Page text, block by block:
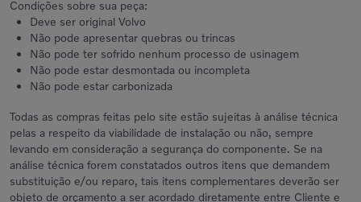
Condições sobre sua peça:
Deve ser original Volvo
Não pode apresentar quebras ou trincas
Não pode ter sofrido nenhum processo de usinagem
Não pode estar desmontada ou incompleta
Não pode estar carbonizada
Todas as compras feitas pelo site estão sujeitas à análise técnica
pelas a respeito da viabilidade de instalação ou não, sempre
levando em consideração a segurança do componente. Se na
análise técnica forem constatados outros itens que demandem
substituição e/ou reparo, tais itens complementares deverão ser
objeto de orçamento a ser acordado diretamente entre Cliente e